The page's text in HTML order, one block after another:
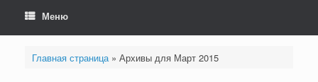
Меню
Главная страница» Архивы для Март 2015